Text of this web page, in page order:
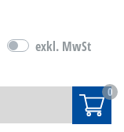
exkl. MwSt
0